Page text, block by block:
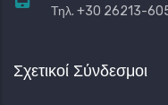
Τηλ. +30 26213-
Σχετικοί Σύνδεσμοι